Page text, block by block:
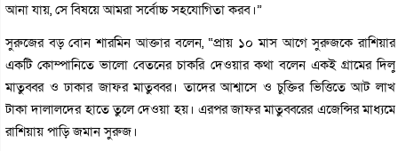
আনা যায়, সে বিষয়ে আমরা সর্বোচ্চ সহযোগিতা করব।”
সুরুজের বড় বোন শারমিন আক্তার বলেন, “প্রায় ১০ মাস আগে সুরুজকে রাশিয়ার
একটি কোম্পানিতে ভালো বেতনের চাকরি দেওয়ার কথা বলেন একই গ্রামের দিলু
মাতুব্বর ও ঢাকার জাফর মাতুব্বর। তাদের আশ্বাসে ও চুক্তির ভিত্তিতে আট লাখ
টাকা দালালদের হাতে তুলে দেওয়া হয়। এরপর জাফর মাতুব্বরের এজেন্সির মাধ্যমে
রাশিয়ায় পাড়ি জমান সুরুজ।